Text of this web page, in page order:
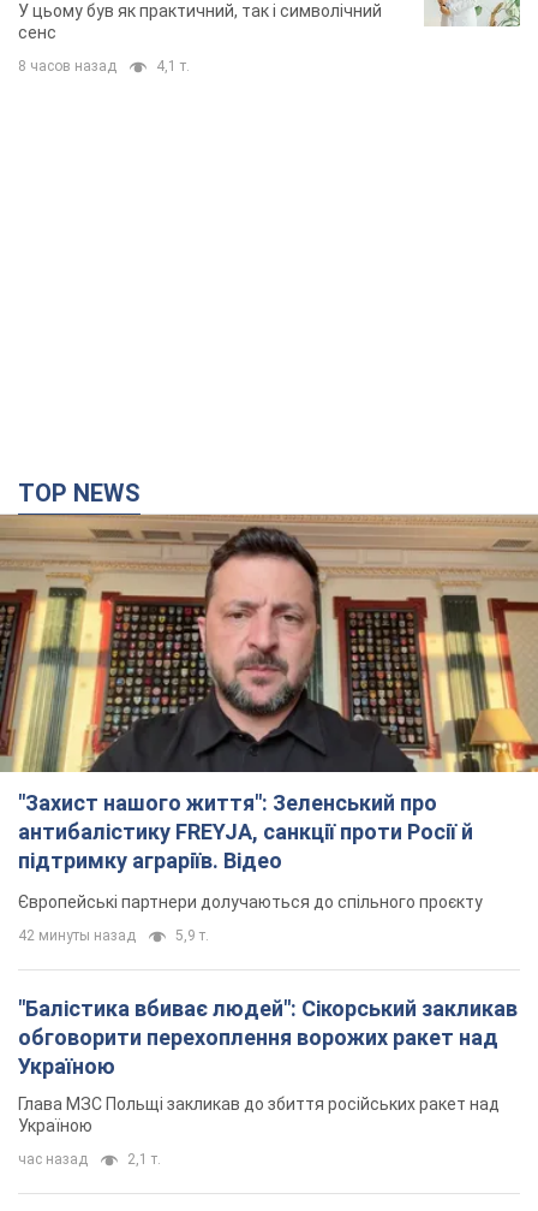
У цьому був як практичний, так і символічний
сенс
8 часов назад 4,1 т.
TOP NEWS
"Захист нашого життя": Зеленський про
антибалістику FREYJA, санкції проти Росії й
підтримку аграріїв. Відео
Європейські партнери долучаються до спільного проєкту
42 минуты назад 5,9 т.
"Балістика вбиває людей": Сікорський закликав
обговорити перехоплення ворожих ракет над
Україною
Глава МЗС Польщі закликав до збиття російських ракет над
Україною
час назад 2,1 т.